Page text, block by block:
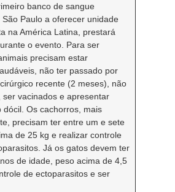
banco de sangue
Paulo a oferecer unidade
na América Latina, prestará
o evento. Para ser
precisam estar
não ter passado por
recente (2 meses), não
ser vacinados e apresentar
dócil. Os cachorros, mais
precisam ter entre um e sete
de 25 kg e realizar controle
Já os gatos devem ter
de idade, peso acima de 4,5
de ectoparasitos e ser